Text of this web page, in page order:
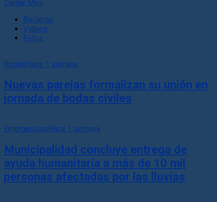
Cargar Más
Reciente
Videos
Fotos
BodasHace 1 semana
Nuevas parejas formalizan su unión en
jornada de bodas civiles
Emergencias Hace 1 semana
Municipalidad concluye entrega de
ayuda humanitaria a más de 10 mil
personas afectadas por las lluvias